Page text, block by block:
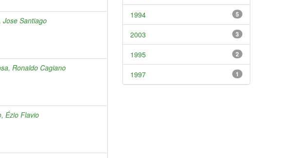
Jose Santiago
Ronaldo Cagiano
Ézio Flavio
5
1994
3
2003
2
1995
1
1997